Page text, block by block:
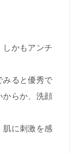
しかもアンチ
みると優秀で
からか、洗顔
肌に刺激を感